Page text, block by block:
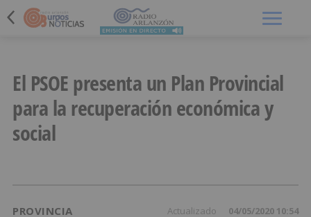
El PSOE presenta un Plan Provincial
para la recuperación económica y
social
PROVINCIA Actualizado 04/05/2020 10:54